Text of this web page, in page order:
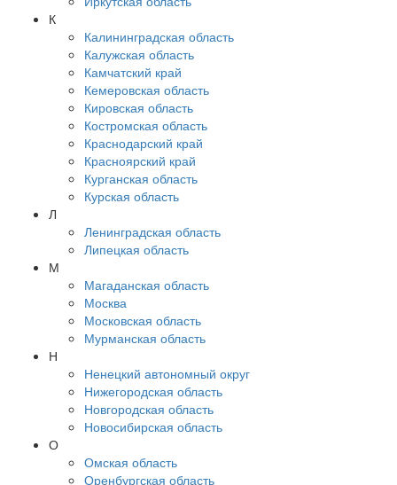
К
Калининградская область
Калужская область
Камчатский край
Кемеровская область
Кировская область
Костромская область
Краснодарский край
Красноярский край
Курганская область
Курская область
Л
Ленинградская область
Липецкая область
М
Магаданская область
Москва
Московская область
Мурманская область
Н
Ненецкий автономный округ
Нижегородская область
Новгородская область
Новосибирская область
О
Омская область
Оренбургская область